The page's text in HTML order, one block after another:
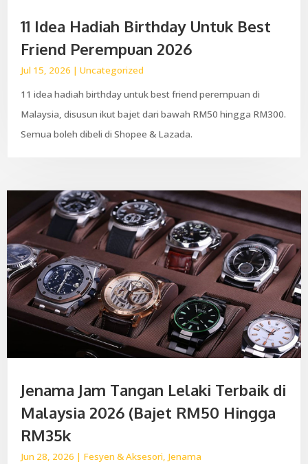
11 Idea Hadiah Birthday Untuk Best
Friend Perempuan 2026
Jul 15, 2026 |Uncategorized
11 idea hadiah birthday untuk best friend perempuan di
Malaysia, disusun ikut bajet dari bawah RM50 hingga RM300.
Semua boleh dibeli di Shopee & Lazada.
Jenama Jam Tangan Lelaki Terbaik di
Malaysia 2026 (Bajet RM50 Hingga
RM35k
Jun 28, 2026 | Fesyen & Aksesori Jenama